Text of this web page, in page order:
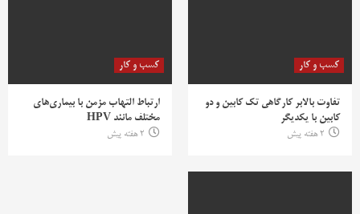
کسب و کار
تفاوت بالابر کارگاهی تک کابین و دو
کابین با یکدیگر
2 هفته پیش
کسب و کار
ارتباط التهاب مزمن با بیماری‌های
مختلف مانند HPV
2 هفته پیش